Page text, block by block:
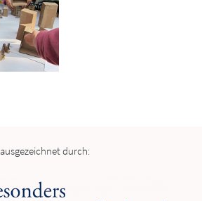
ausgezeichnet durch: